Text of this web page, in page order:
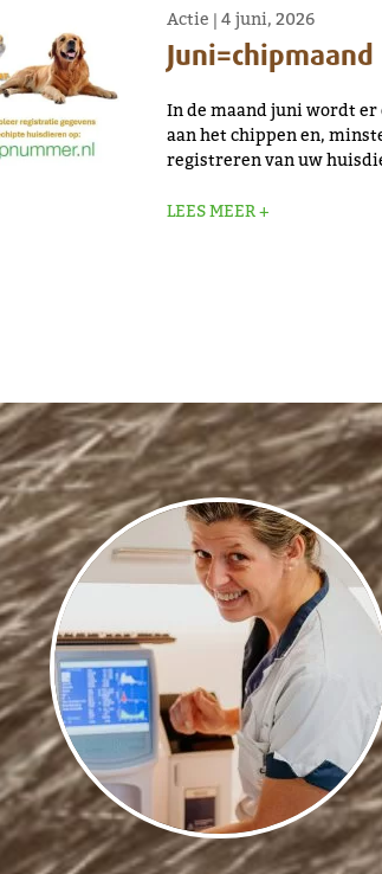
Actie|4 juni, 2026
Juni=chipmaand
In de maand juni wordt
aan het chippen en,
registreren van uw
LEES MEER +